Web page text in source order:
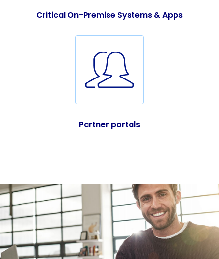
Critical On-Premise Systems & Apps
Partner portals